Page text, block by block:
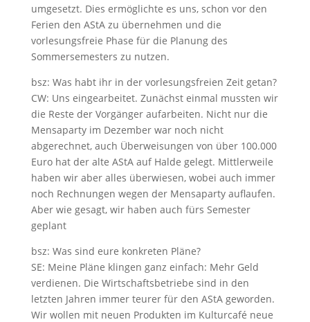
umgesetzt. Dies ermöglichte es uns, schon vor den
Ferien den AStA zu übernehmen und die
vorlesungsfreie Phase für die Planung des
Sommersemesters zu nutzen.
bsz: Was habt ihr in der vorlesungsfreien Zeit getan?
CW: Uns eingearbeitet. Zunächst einmal mussten wir
die Reste der Vorgänger aufarbeiten. Nicht nur die
Mensaparty im Dezember war noch nicht
abgerechnet, auch Überweisungen von über 100.000
Euro hat der alte AStA auf Halde gelegt. Mittlerweile
haben wir aber alles überwiesen, wobei auch immer
noch Rechnungen wegen der Mensaparty auflaufen.
Aber wie gesagt, wir haben auch fürs Semester
geplant
bsz: Was sind eure konkreten Pläne?
SE: Meine Pläne klingen ganz einfach: Mehr Geld
verdienen. Die Wirtschaftsbetriebe sind in den
letzten Jahren immer teurer für den AStA geworden.
Wir wollen mit neuen Produkten im Kulturcafé neue